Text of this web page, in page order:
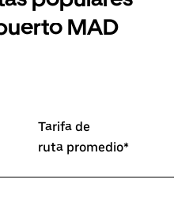
MAD
Tarifa de
ruta promedio*